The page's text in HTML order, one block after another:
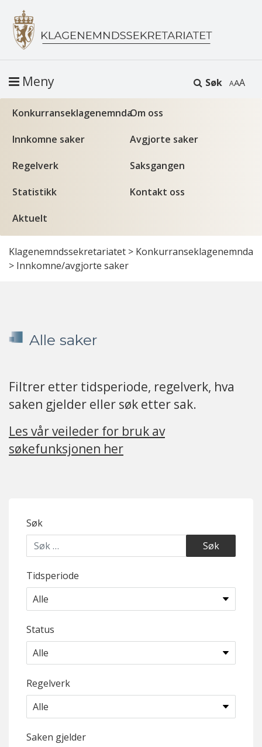
Søk A
Meny
KonkurranseklagenemndaOm oss
Innkomne saker Avgjorte saker
Regelverk Saksgangen
Statistikk Kontakt oss
Aktuelt
Klagenemndssekretariatet > Konkurranseklagenemnda
> Innkomne/avgjorte saker
Alle saker
Filtrer etter tidsperiode, regelverk, hva
saken gjelder eller søk etter sak.
Les vår veileder for bruk av
søkefunksjonen her
Søk
Tidsperiode
Status
Regelverk
Saken gjelder